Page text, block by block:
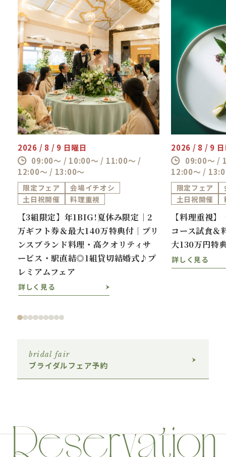
最大130万円特典
・チャペル挙式料最大100％OFF
・新郎新婦様の結婚式当日or前日の宿泊プレゼ
ント
・前撮り特典 など
2026 / 8 / 9 日曜日
09:00～ / 10:00～ / 11:00～ /
12:00～ / 13:00～
限定フェア
会場イチオシ
土日祝開催
料理重視
【3組限定】年1BIG!夏休み限定｜2
万ギフト券＆最大140万特典付｜プリ
ンスブランド料理・高クオリティサ
ービス・駅直結◎1組貸切結婚式♪プ
レミアムフェア
詳しく見る
2026 / 8 / 9
09:00～ /
12:00～ /
限定フェア
土日祝開催
【料理重視
コース試食＆
大130万円特
詳しく見る
bridal fair
ブライダルフェア予約